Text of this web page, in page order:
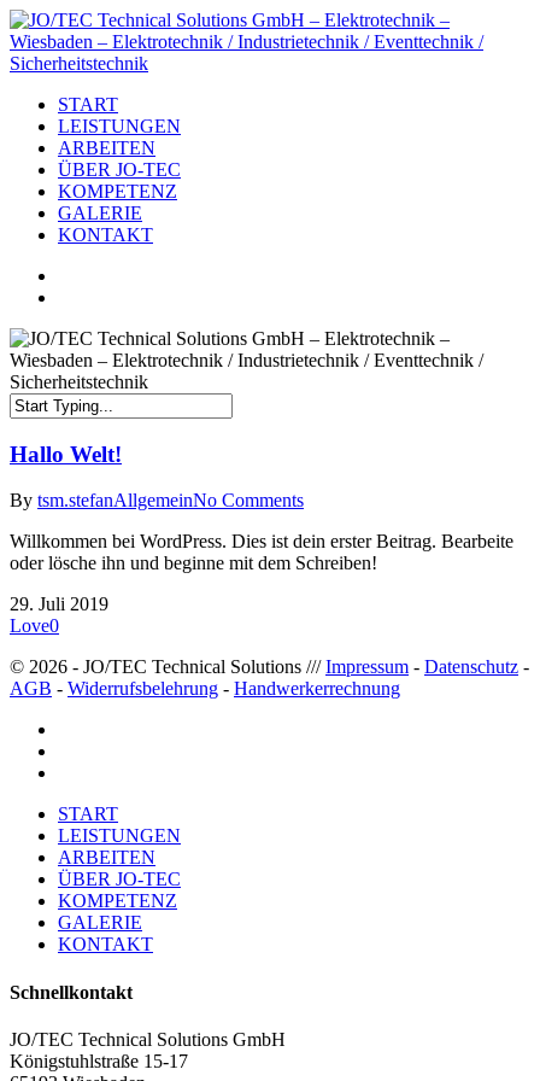
START
LEISTUNGEN
ARBEITEN
ÜBER JO-TEC
KOMPETENZ
GALERIE
KONTAKT
Hallo Welt!
By tsm.stefanAllgemeinNo Comments
Willkommen bei WordPress. Dies ist dein erster Beitrag. Bearbeite
oder lösche ihn und beginne mit dem Schreiben!
29. Juli 2019
Love0
© 2026 - JO/TEC Technical Solutions ///Impressum - Datenschutz -
AGB - Widerrufsbelehrung - Handwerkerrechnung
START
LEISTUNGEN
ARBEITEN
ÜBER JO-TEC
KOMPETENZ
GALERIE
KONTAKT
Schnellkontakt
JO/TEC Technical Solutions GmbH
Königstuhlstraße 15-17